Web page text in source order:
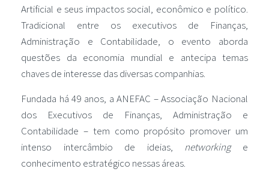
Artificial e seus impactos social, econômico e político.
Tradicional entre os executivos de Finanças,
Administração e Contabilidade, o evento aborda
questões da economia mundial e antecipa temas
chaves de interesse das diversas companhias.
Fundada há 49 anos, a ANEFAC – Associação Nacional
dos Executivos de Finanças, Administração e
Contabilidade – tem como propósito promover um
intenso intercâmbio de ideias, networkinge
conhecimento estratégico nessas áreas.